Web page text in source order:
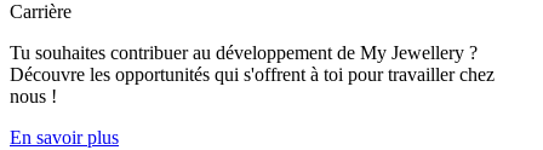
Carrière
Tu souhaites contribuer au développement de My Jewellery ?
Découvre les opportunités qui s'offrent à toi pour travailler chez
nous !
En savoir plus